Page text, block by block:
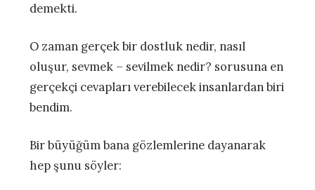
demekti.
O zaman gerçek bir dostluk nedir, nasıl
oluşur, sevmek – sevilmek nedir? sorusuna en
gerçekçi cevapları verebilecek insanlardan biri
bendim.
Bir büyüğüm bana gözlemlerine dayanarak
hep şunu söyler: